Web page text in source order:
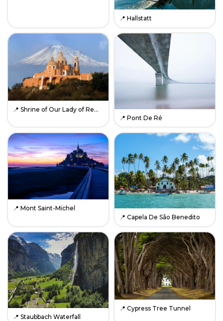
📍 Hallstatt
📍 Shrine of Our Lady of Remedies
📍 Pont De Ré
📍 Mont Saint-Michel
📍 Capela De São Benedito
📍 Staubbach Waterfall
📍 Cypress Tree Tunnel